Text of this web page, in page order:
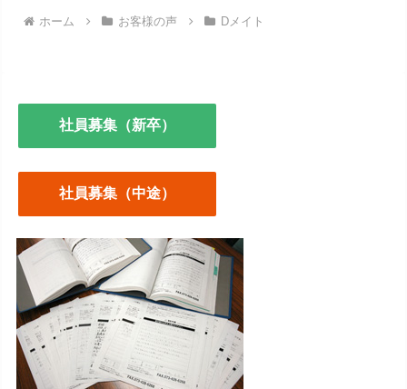
ホーム お客様の声 Dメイト
社員募集（新卒）
社員募集（中途）